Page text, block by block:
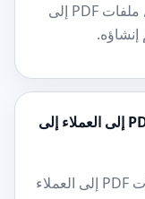
نعم. ارفع الملف المطلوب لحالة إرسال ملفات PDF إلى
إنشاؤه.
هل يحتاج مستلم ملف إرسال ملفات PDF إلى العملاء إلى
لا. يمكن للمستلم فتح رابط إرسال ملفات PDF إلى العملاء